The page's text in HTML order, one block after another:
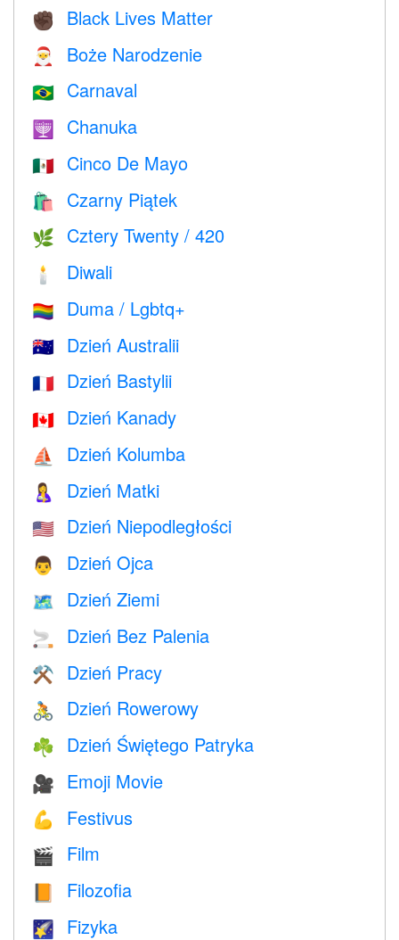
✊🏿 Black Lives Matter
🎅 Boże Narodzenie
🇧🇷 Carnaval
🕎 Chanuka
🇲🇽 Cinco De Mayo
🛍 Czarny Piątek
🌿 Cztery Twenty / 420
🕯 Diwali
🏳️‍🌈 Duma / Lgbtq+
🇦🇺 Dzień Australii
🇫🇷 Dzień Bastylii
🇨🇦 Dzień Kanady
⛵️ Dzień Kolumba
🤱 Dzień Matki
🇺🇸 Dzień Niepodległości
👨 Dzień Ojca
🗺️ Dzień Ziemi
🚬 Dzień Bez Palenia
⚒️ Dzień Pracy
🚴 Dzień Rowerowy
☘️ Dzień Świętego Patryka
🎥 Emoji Movie
💪 Festivus
🎬 Film
📙 Filozofia
🌠 Fizyka